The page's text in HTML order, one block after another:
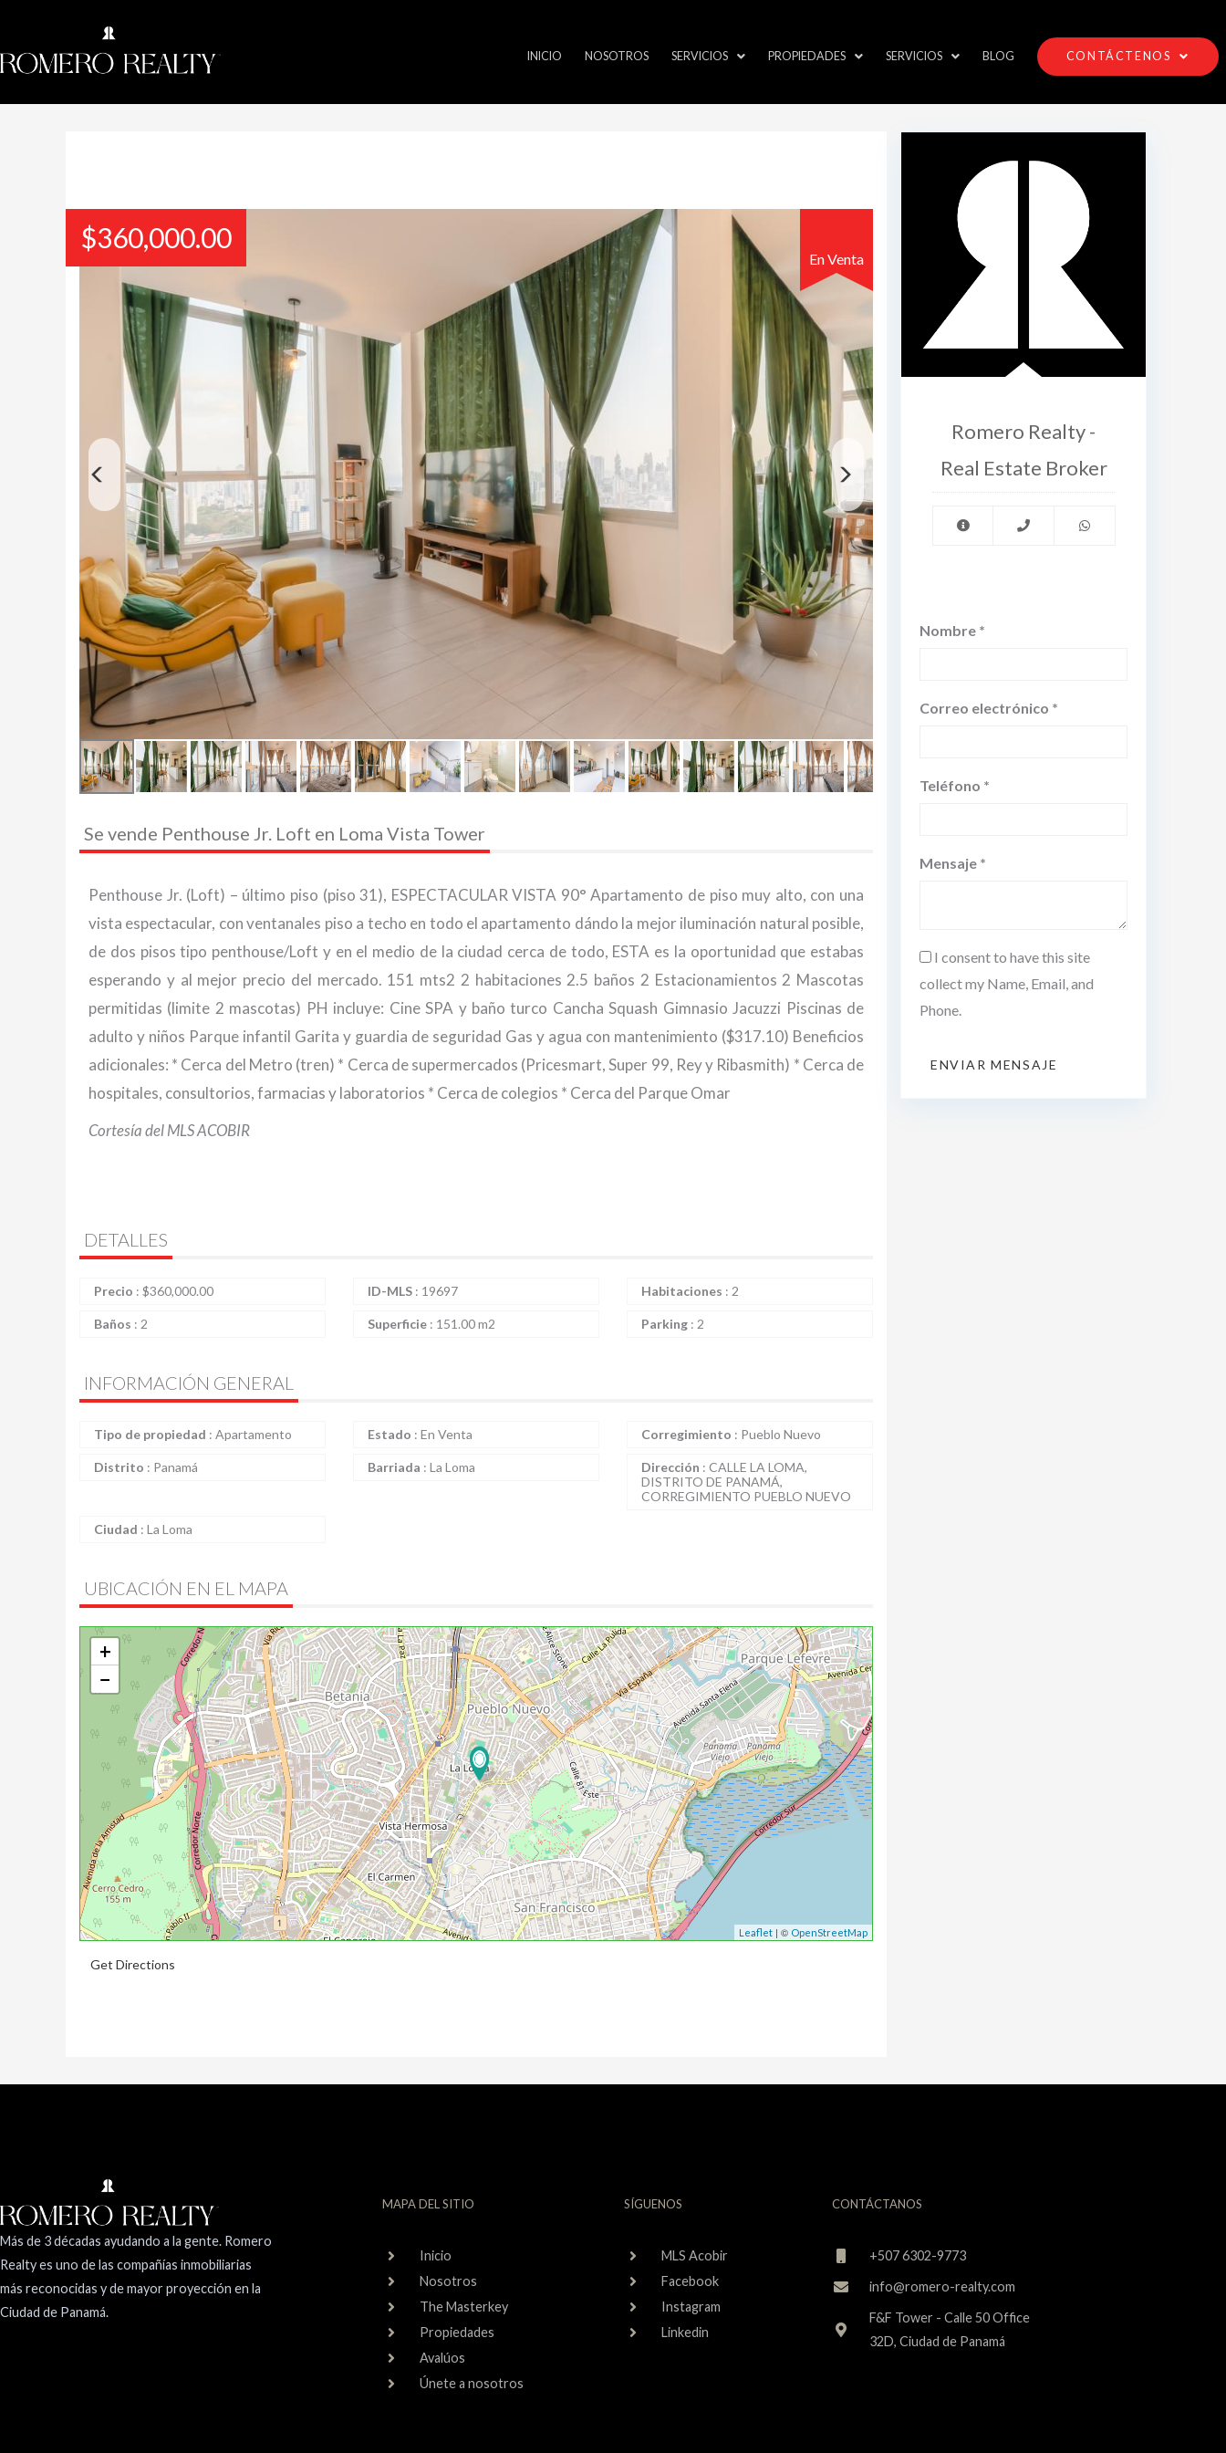
INICIO NOSOTROS SERVICIOS PROPIEDADES SERVICIOS BLOG CONTÁCTENOS
En Venta
$360,000.00
Se vende Penthouse Jr. Loft en Loma Vista Tower
Penthouse Jr. (Loft) – último piso (piso 31), ESPECTACULAR VISTA 90° Apartamento de piso muy alto, con una
vista espectacular, con ventanales piso a techo en todo el apartamento dándo la mejor iluminación natural posible,
de dos pisos tipo penthouse/Loft y en el medio de la ciudad cerca de todo, ESTA es la oportunidad que estabas
esperando y al mejor precio del mercado. 151 mts2 2 habitaciones 2.5 baños 2 Estacionamientos 2 Mascotas
permitidas (limite 2 mascotas) PH incluye: Cine SPA y baño turco Cancha Squash Gimnasio Jacuzzi Piscinas de
adulto y niños Parque infantil Garita y guardia de seguridad Gas y agua con mantenimiento ($317.10) Beneficios
adicionales: * Cerca del Metro (tren) * Cerca de supermercados (Pricesmart, Super 99, Rey y Ribasmith) * Cerca de
hospitales, consultorios, farmacias y laboratorios * Cerca de colegios * Cerca del Parque Omar
Cortesía del MLS ACOBIR
DETALLES
Precio : $360,000.00 ID-MLS : 19697 Habitaciones : 2
Baños : 2 Superficie : 151.00 m2 Parking : 2
INFORMACIÓN GENERAL
Tipo de propiedad : Apartamento Estado : En Venta Corregimiento : Pueblo Nuevo
Distrito : Panamá Barriada : La Loma Dirección : CALLE LA LOMA,
DISTRITO DE PANAMÁ,
CORREGIMIENTO PUEBLO NUEVO
Ciudad : La Loma
UBICACIÓN EN EL MAPA
+
−
Leaflet | © OpenStreetMap
Get Directions
Romero Realty -
Real Estate Broker
Nombre *
Correo electrónico *
Teléfono *
Mensaje *
I consent to have this site
collect my Name, Email, and
Phone.
ENVIAR MENSAJE
Más de 3 décadas ayudando a la gente. Romero
Realty es uno de las compañías inmobiliarias
más reconocidas y de mayor proyección en la
Ciudad de Panamá.
MAPA DEL SITIO
Inicio
Nosotros
The Masterkey
Propiedades
Avalúos
Únete a nosotros
SÍGUENOS
MLS Acobir
Facebook
Instagram
Linkedin
CONTÁCTANOS
+507 6302-9773
info@romero-realty.com
F&F Tower - Calle 50 Office
32D, Ciudad de Panamá